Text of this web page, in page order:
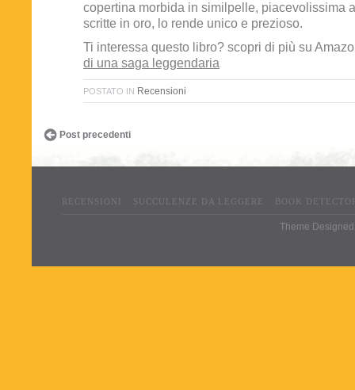
copertina morbida in similpelle, piacevolissima
scritte in oro, lo rende unico e prezioso.
Ti interessa questo libro? scopri di più su
di una saga leggendaria
POSTATO IN Recensioni
Post precedenti
RECENSIONI SUCCULENZE DA LEGGERE BOOK
Theme